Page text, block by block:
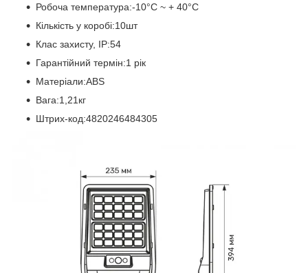
Робоча температура:-10°C ~ + 40°С
Кількість у коробі:10шт
Клас захисту, IP:54
Гарантійний термін:1 рік
Матеріали:ABS
Вага:1,21кг
Штрих-код:4820246484305